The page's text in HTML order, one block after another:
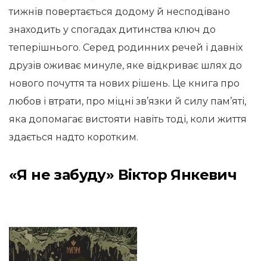
тижнів повертається додому й несподівано
знаходить у спогадах дитинства ключ до
теперішнього. Серед родинних речей і давніх
друзів оживає минуле, яке відкриває шлях до
нового почуття та нових рішень. Це книга про
любов і втрати, про міцні зв’язки й силу пам’яті,
яка допомагає вистояти навіть тоді, коли життя
здається надто коротким.
«Я не забуду» Віктор Янкевич